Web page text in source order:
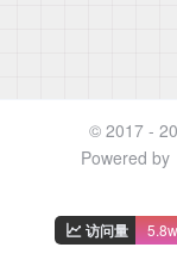
© 2017 -
Powered by
访问量 5.8w